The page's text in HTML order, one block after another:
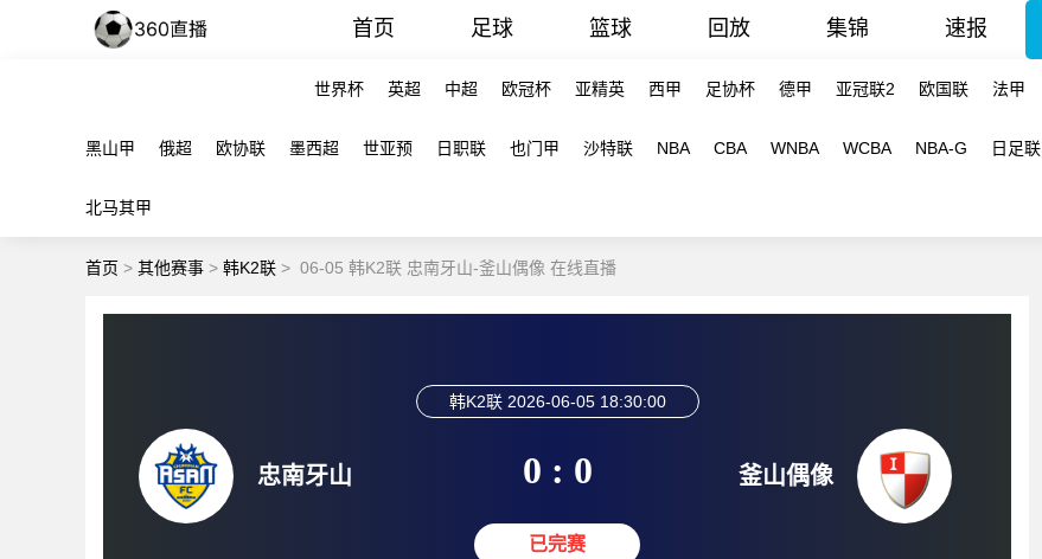
首页 足球 篮球 回放 集锦 速报
世界杯 英超 中超 欧冠杯 亚精英 西甲 足协杯 德甲 亚冠联2 欧国联 法甲
黑山甲 俄超 欧协联 墨西超 世亚预 日职联 也门甲 沙特联 NBA CBA WNBA WCBA NBA-G 日足联
北马其甲
首页 > 其他赛事 > 韩K2联 > 06-05 韩K2联 忠南牙山-釜山偶像 在线直播
忠南牙山
韩K2联 2026-06-05 18:30:00
0 : 0
已完赛
釜山偶像